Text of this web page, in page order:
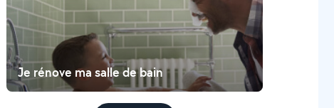
Je rénove ma salle de bain